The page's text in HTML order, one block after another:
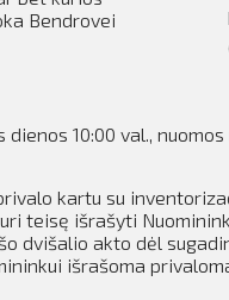
Bendrovei
10:00 val.,
kartu su
teisę išrašyti
dvišalio akto dėl
išrašoma